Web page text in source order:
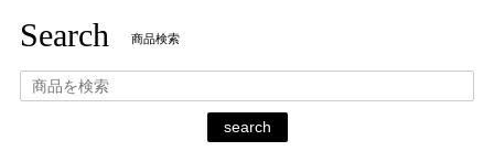
Search 商品検索
search